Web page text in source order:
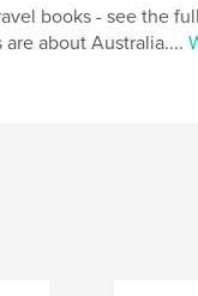
books - see the
about Australia....